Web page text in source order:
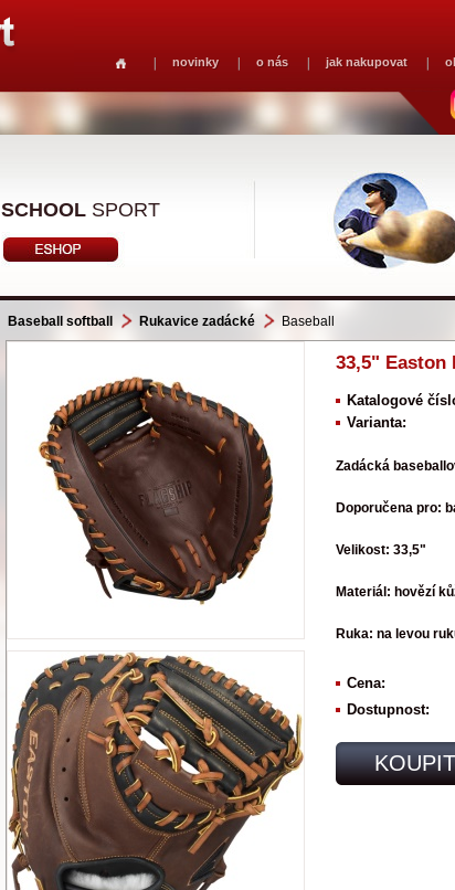
novinky o nás jak nakupovat
SCHOOLSPORT
Baseball softball Rukavice zadácké Baseball
33,5" Easton
Katalogové
Varianta:
Zadácká
Doporučena pro:
Velikost: 33,5"
Materiál: hovězí
Ruka: na levou
Cena:
Dostupnost:
KOUPIT